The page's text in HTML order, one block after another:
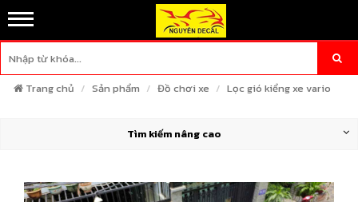
Trang chủ Sản phẩm Đồ chơi xe Lọc gió kiểng xe vario
Tìm kiếm nâng cao